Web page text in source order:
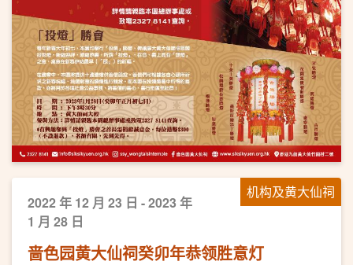
机构及黄大仙祠
2022 年 12 月 23 日 - 2023 年
1 月 28 日
啬色园黄大仙祠癸卯年恭领胜意灯